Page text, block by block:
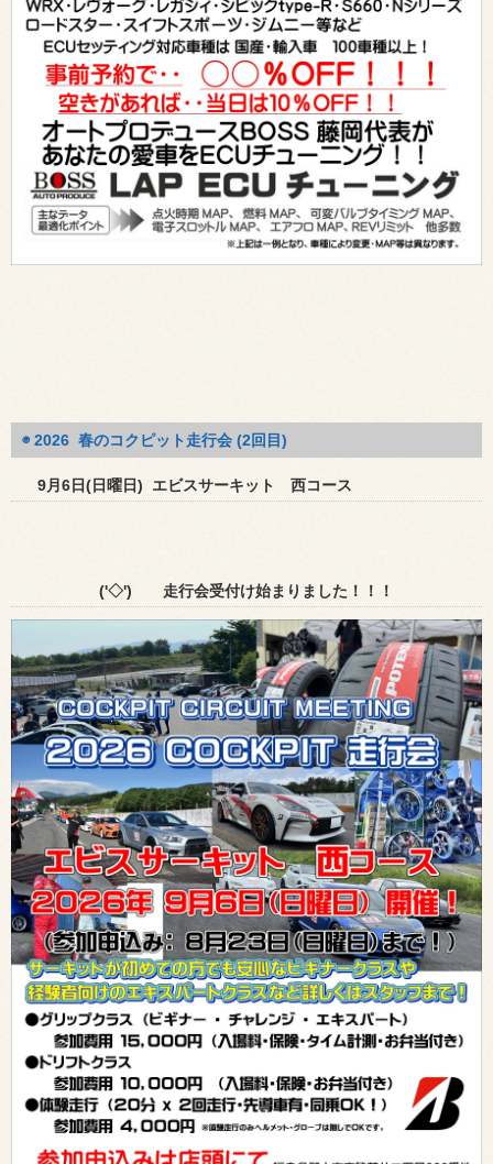
◉ 2026 春のコクピット走行会 (2回目)
9月6日(日曜日) エビスサーキット 西コース
('◇')ゞ 走行会受付け始まりました！！！